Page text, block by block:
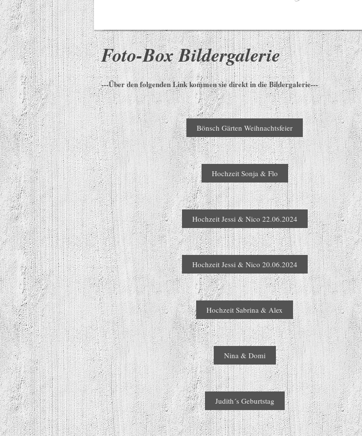
Foto-Box Bildergalerie
---Über den folgenden Link kommen sie direkt in die Bildergalerie---
Bönsch Gärten Weihnachtsfeier
Hochzeit Sonja & Flo
Hochzeit Jessi & Nico 22.06.2024
Hochzeit Jessi & Nico 20.06.2024
Hochzeit Sabrina & Alex
Nina & Domi
Judith´s Geburtstag